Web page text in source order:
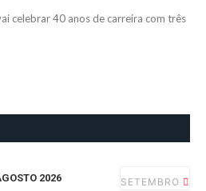
celebrar 40 anos de carreira com três
2026 SETEMBRO